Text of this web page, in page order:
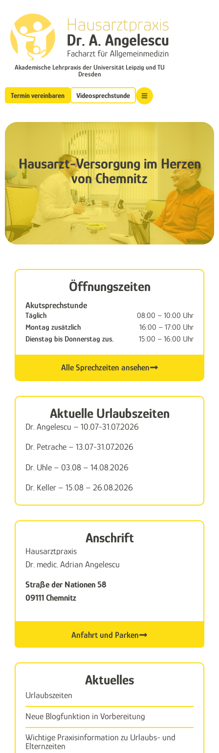
Akademische Lehrpraxis der Universität Leipzig und TU
Dresden
Termin vereinbaren Videosprechstunde
Hausarzt-Versorgung im Herzen
von Chemnitz
Öffnungszeiten
Akutsprechstunde
Täglich
08:00 – 10:00 Uhr
Montag zusätzlich
16:00 – 17:00 Uhr
Dienstag bis Donnerstag zus.
15:00 – 16:00 Uhr
Alle Sprechzeiten ansehen
Anschrift
Hausarztpraxis
Dr. medic. Adrian Angelescu
Straße der Nationen 58
09111 Chemnitz
Anfahrt und Parken
Aktuelles
Urlaubszeiten
Neue Blogfunktion in Vorbereitung
Wichtige Praxisinformation zu Urlaubs- und
Elternzeiten
Aktuelle Urlaubszeiten
Dr. Angelescu – 10.07-31.07.2026
Dr. Petrache – 13.07-31.07.2026
Dr. Uhle – 03.08 – 14.08.2026
Dr. Keller – 15.08 – 26.08.2026